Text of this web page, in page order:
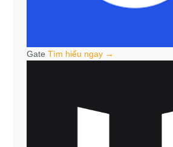
Gate Tìm hiểu ngay →